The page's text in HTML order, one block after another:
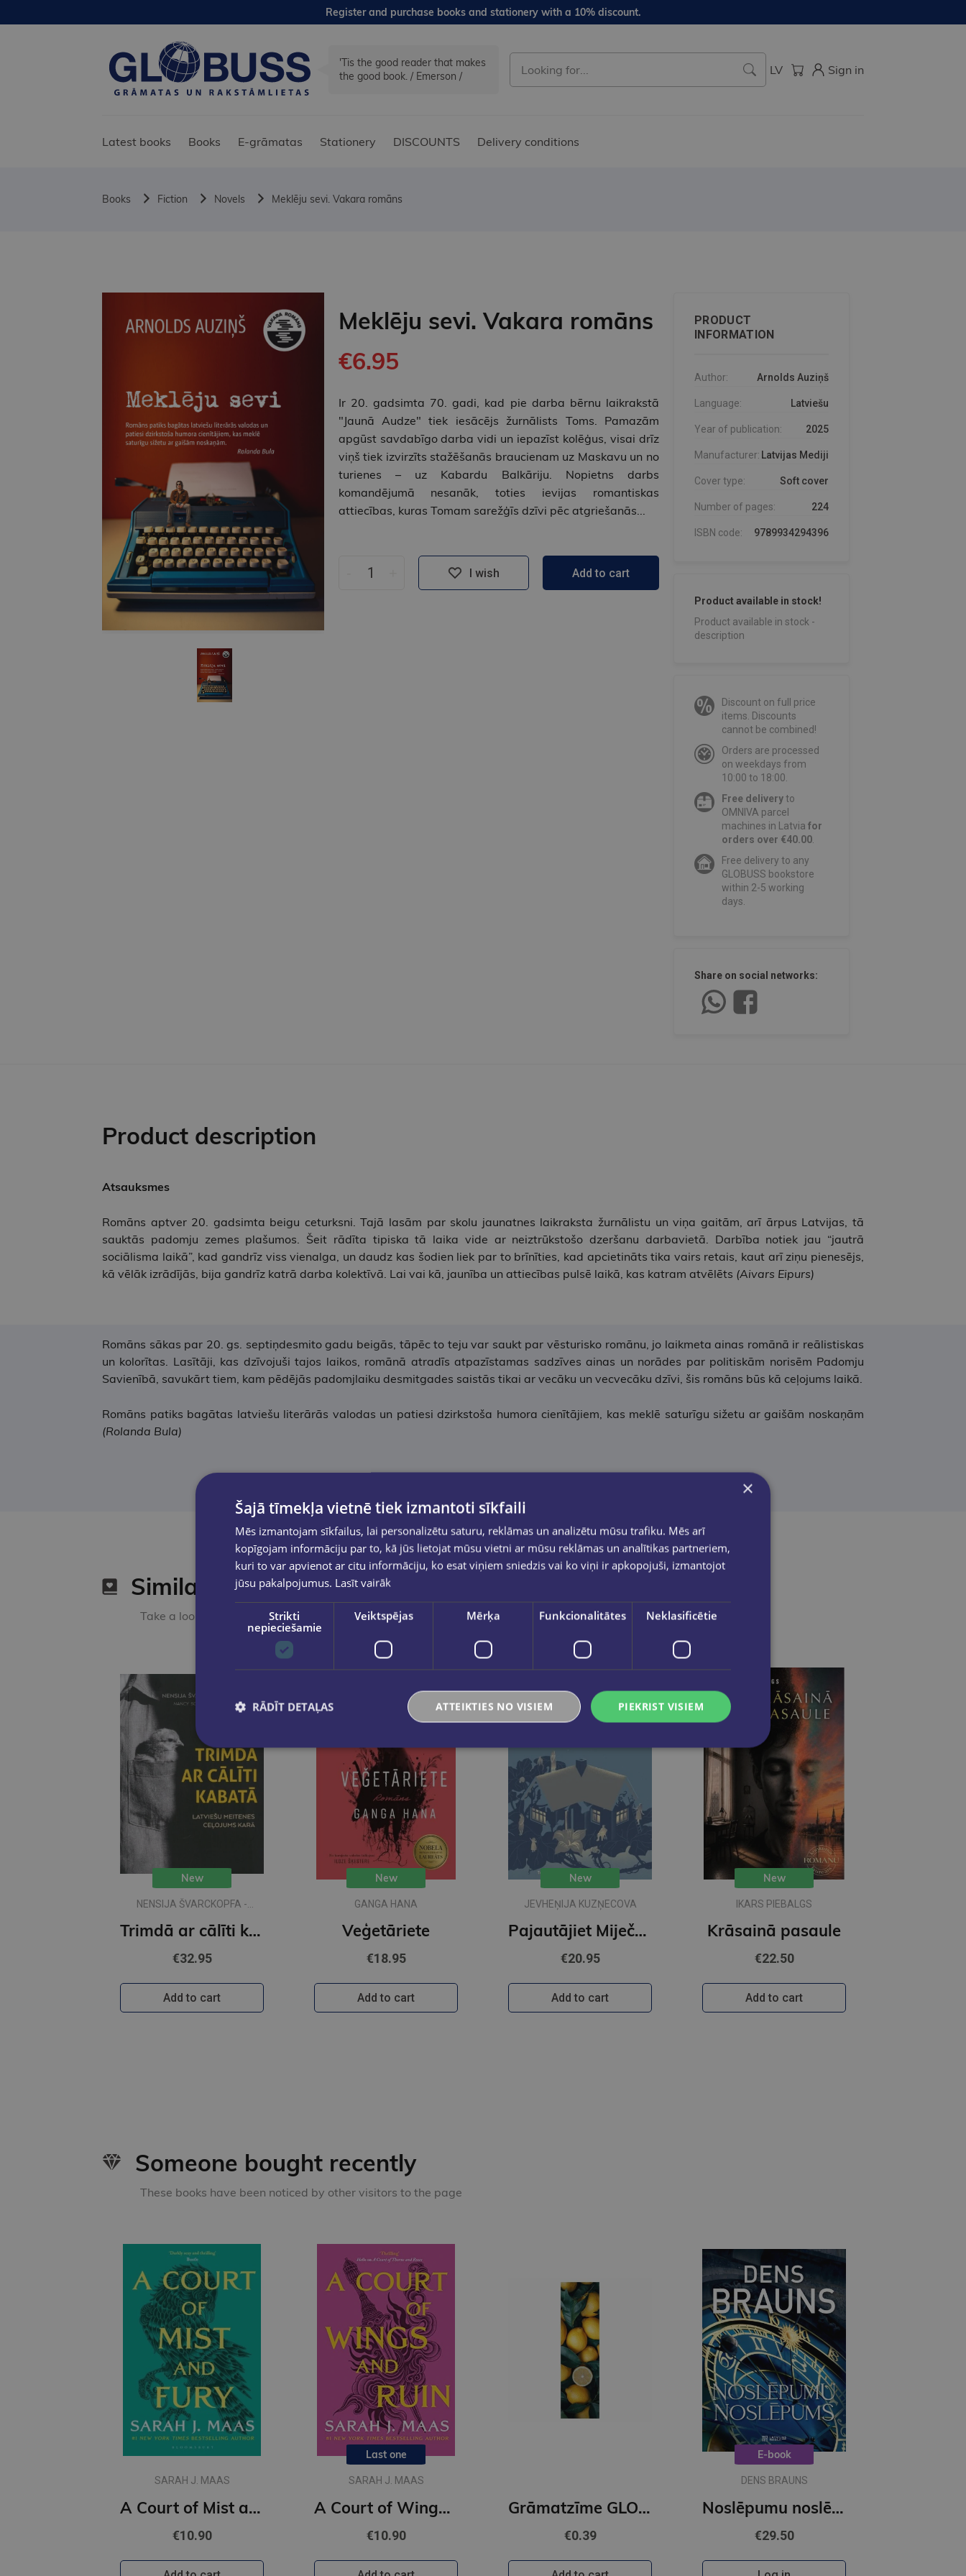
Register and purchase books and stationery with a 10% discount.
'Tis the good reader that makes
the good book. / Emerson /
LV Sign in
Latest books Books E-grāmatas Stationery DISCOUNTS Delivery conditions
Books Fiction Novels Meklēju sevi. Vakara romāns
Meklēju sevi. Vakara romāns
€6.95
Ir 20. gadsimta 70. gadi, kad pie darba bērnu laikrakstā
"Jaunā Audze" tiek iesācējs žurnālists Toms. Pamazām
apgūst savdabīgo darba vidi un iepazīst kolēģus, visai drīz
viņš tiek izvirzīts stažēšanās braucienam uz Maskavu un no
turienes – uz Kabardu Balkāriju. Nopietns darbs
komandējumā nesanāk, toties ievijas romantiskas
attiecības, kuras Tomam sarežģīs dzīvi pēc atgriešanās...
I wish Add to cart
PRODUCT
INFORMATION
Author: Arnolds Auziņš
Language: Latviešu
Year of publication: 2025
Manufacturer: Latvijas Mediji
Cover type: Soft cover
Number of pages: 224
ISBN code: 9789934294396
Product available in stock!
Product available in stock -
description
Discount on full price
items. Discounts
cannot be combined!
Orders are processed
on weekdays from
10:00 to 18:00.
Free deliveryto
OMNIVA parcel
machines in Latvia for
orders over €40.00.
Free delivery to any
GLOBUSS bookstore
within 2-5 working
days.
Share on social networks:
Product description
Atsauksmes
Romāns aptver 20. gadsimta beigu ceturksni. Tajā lasām par skolu jaunatnes laikraksta žurnālistu un viņa gaitām, arī ārpus Latvijas, tā
sauktās padomju zemes plašumos. Šeit rādīta tipiska tā laika vide ar neiztrūkstošo dzeršanu darbavietā. Darbība notiek jau “jautrā
sociālisma laikā”, kad gandrīz viss vienalga, un daudz kas šodien liek par to brīnīties, kad apcietināts tika vairs retais, kaut arī ziņu pienesējs,
kā vēlāk izrādījās, bija gandrīz katrā darba kolektīvā. Lai vai kā, jaunība un attiecības pulsē laikā, kas katram atvēlēts (Aivars Eipurs)
Romāns sākas par 20. gs. septiņdesmito gadu beigās, tāpēc to teju var saukt par vēsturisko romānu, jo laikmeta ainas romānā ir reālistiskas
un kolorītas. Lasītāji, kas dzīvojuši tajos laikos, romānā atradīs atpazīstamas sadzīves ainas un norādes par politiskām norisēm Padomju
Savienībā, savukārt tiem, kam pēdējās padomjlaiku desmitgades saistās tikai ar vecāku un vecvecāku dzīvi, šis romāns būs kā ceļojums laikā.
Romāns patiks bagātas latviešu literārās valodas un patiesi dzirkstoša humora cienītājiem, kas meklē saturīgu sižetu ar gaišām noskaņām
(Rolanda Bula)
Similar products
Take a look
New
NENSIJA ŠVARCKOPFA -
Trimdā ar cālīti kabatā
€32.95
Add to cart
New
GANGA HANA
Veģetāriete
€18.95
Add to cart
New
JEVHEŅIJA KUZŅECOVA
Pajautājiet Miječkai
€20.95
Add to cart
New
IKARS PIEBALGS
Krāsainā pasaule
€22.50
Add to cart
Someone bought recently
These books have been noticed by other visitors to the page
SARAH J. MAAS
A Court of Mist and Fury : 2
€10.90
Last one
SARAH J. MAAS
A Court of Wings and Ruin : 3
€10.90
Grāmatzīme GLOBUSS - Citroni
€0.39
E-book
DENS BRAUNS
Noslēpumu noslēpums (e-grāmata)
€29.50
×
Šajā tīmekļa vietnē tiek izmantoti sīkfaili
Mēs izmantojam sīkfailus, lai personalizētu saturu, reklāmas un analizētu mūsu trafiku. Mēs arī
kopīgojam informāciju par to, kā jūs lietojat mūsu vietni ar mūsu reklāmas un analītikas partneriem,
kuri to var apvienot ar citu informāciju, ko esat viņiem sniedzis vai ko viņi ir apkopojuši, izmantojot
jūsu pakalpojumus. Lasīt vairāk
Strikti
nepieciešamie
Veiktspējas Mērķa Funkcionalitātes Neklasificētie
PIEKRIST VISIEM
ATTEIKTIES NO VISIEM
RĀDĪT DETAĻAS